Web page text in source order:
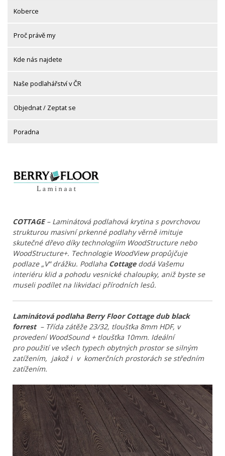
Koberce
Proč právě my
Kde nás najdete
Naše podlahářství v ČR
Objednat / Zeptat se
Poradna
COTTAGE– Laminátová podlahová krytina s povrchovou
strukturou masivní prkenné podlahy věrně imituje
skutečné dřevo díky technologiím WoodStructure nebo
WoodStructure+. Technologie WoodView propůjčuje
podlaze „V“ drážku. Podlaha Cottagedodá Vašemu
interiéru klid a pohodu vesnické chaloupky, aniž byste se
museli podílet na likvidaci přírodních lesů.
Laminátová podlaha Berry Floor Cottage dub black
forrest – Třída zátěže 23/32, tloušťka 8mm HDF, v
provedení WoodSound + tloušťka 10mm. Ideální
pro použití ve všech typech obytných prostor se silným
zatížením, jakož i v komerčních prostorách se středním
zatížením.